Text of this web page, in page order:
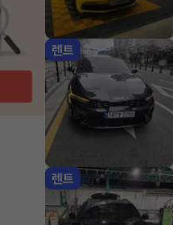
렌트
렌트